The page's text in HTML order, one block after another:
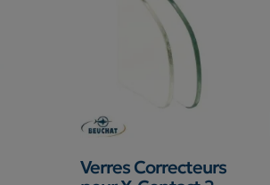
Verres Correcteurs